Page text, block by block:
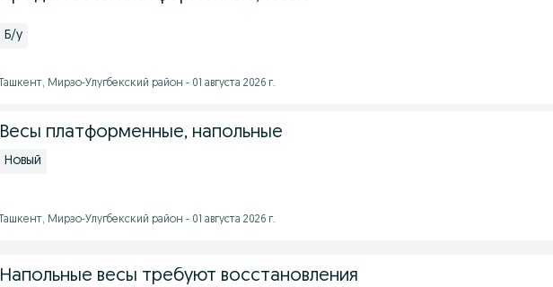
Б/у
Ташкент, Мирзо-Улугбекский район - 01 августа 2026 г.
Весы платформенные, напольные
Новый
Ташкент, Мирзо-Улугбекский район - 01 августа 2026 г.
Напольные весы требуют восстановления